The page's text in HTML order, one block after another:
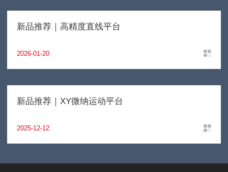
新品推荐｜高精度直线平台
2026-01-20
新品推荐｜XY微纳运动平台
2025-12-12